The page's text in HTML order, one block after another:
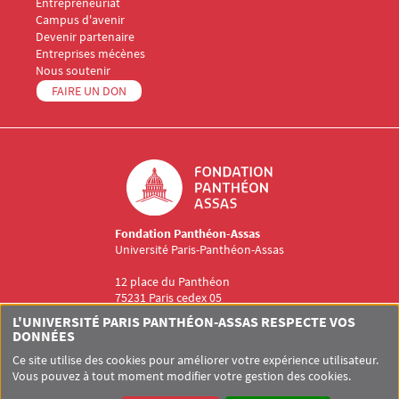
Campus d'avenir
Menu Footer Fondation Panthéon-Assas 3
Devenir partenaire
Entreprises mécènes
Menu Footer Fondation Panthéon-Assas 4
Nous soutenir
Menu Footer Fondation Panthéon-Assas 5
FAIRE UN DON
Logo
Fondation Panthéon-Assas
Université Paris-Panthéon-Assas
12 place du Panthéon
75231 Paris cedex 05
Fondation@assas-universite.fr
Menu RS Fondation Panthéon-Assas
L'UNIVERSITÉ PARIS PANTHÉON-ASSAS RESPECTE VOS
DONNÉES
Ce site utilise des cookies pour améliorer votre expérience utilisateur.
Vous pouvez à tout moment modifier votre gestion des cookies.